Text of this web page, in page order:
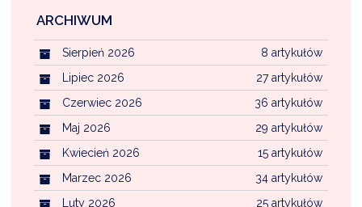
ARCHIWUM
8 artykułów
Sierpień 2026
27 artykułów
Lipiec 2026
36 artykułów
Czerwiec 2026
29 artykułów
Maj 2026
15 artykułów
Kwiecień 2026
34 artykułów
Marzec 2026
25 artykułów
Luty 2026